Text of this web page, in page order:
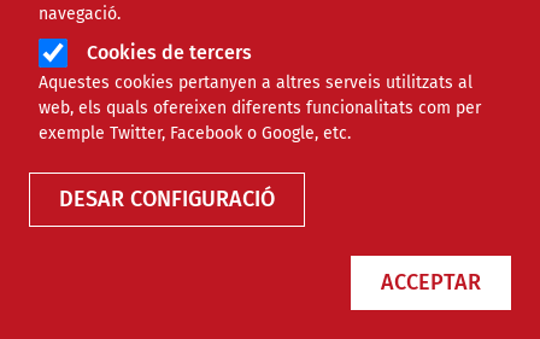
navegació.
Cookies de tercers
Aquestes cookies pertanyen a altres serveis utilitzats al
web, els quals ofereixen diferents funcionalitats com per
exemple Twitter, Facebook o Google, etc.
DESAR CONFIGURACIÓ
ACCEPTAR
Finançament
Tipus